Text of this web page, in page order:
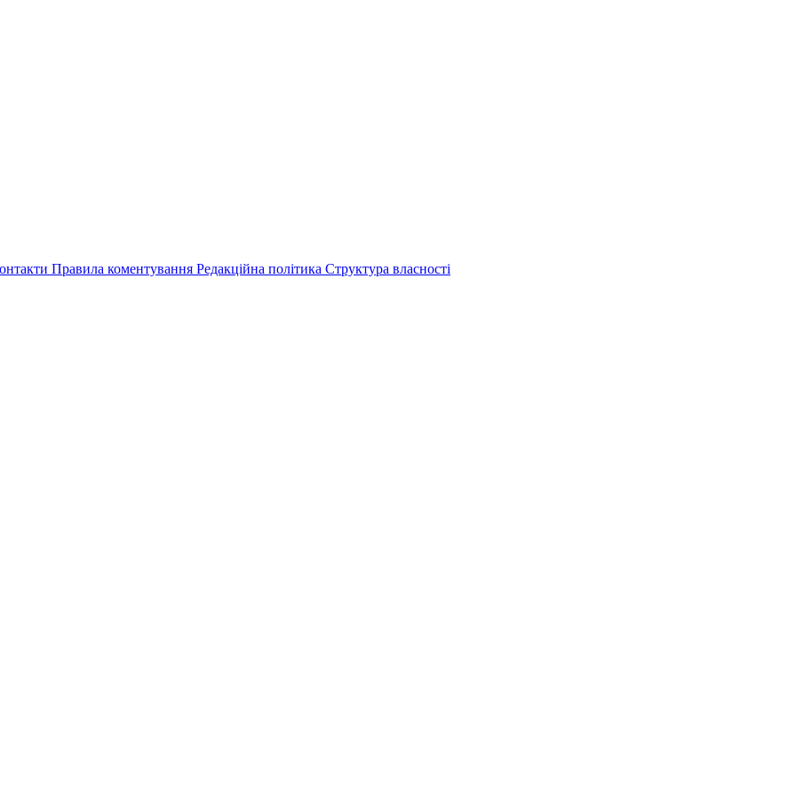
Правила коментування Редакційна політика Структура власності